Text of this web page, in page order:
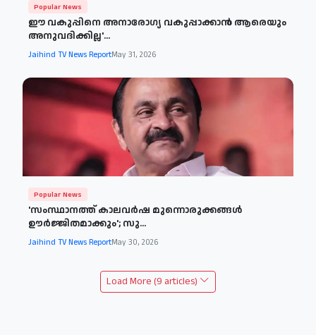
Popular News
ഈ വകുപ്പിനെ അനാരോഗ്യ വകുപ്പാക്കാൻ ആരെയും
അനുവദിക്കില്ല'...
Jaihind TV News ReportMay 31, 2026
Popular News
'സംസ്ഥാനത്ത് കാലവർഷ മുന്നൊരുക്കങ്ങൾ
ഊർജ്ജിതമാക്കും'; സു...
Jaihind TV News ReportMay 30, 2026
Load More (9 articles)